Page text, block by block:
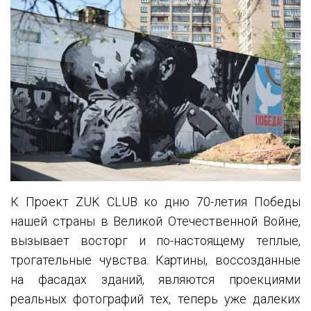
К Проект ZUK CLUB ко дню 70-летия Победы
нашей страны в Великой Отечественной Войне,
вызывает восторг и по-настоящему теплые,
трогательные чувства. Картины, воссозданные
на фасадах зданий, являются проекциями
реальных фотографий тех, теперь уже далеких